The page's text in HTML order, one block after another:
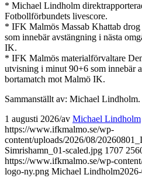
* Michael Lindholm
Fotbollförbundets livescore.
* IFK Malmös Massab Khattab
som innebär avstängning i nästa
IK.
* IFK Malmös materialförvaltare
utvisning i minut 90+6 som innebär
bortamatch mot Malmö IK.
Sammanställt av: Michael Lindholm.
1 augusti 2026/av Michael Lindholm
https://www.ifkmalmo.se/wp-
content/uploads/2026/08/
Simrishamn_01-scaled.jpg 1707
https://www.ifkmalmo.se/wp-
logo-ny.png Michael Lindholm